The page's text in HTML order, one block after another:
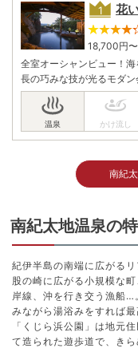
花
18,700円〜
全室オーシャンビュー！
長の巧みな技が光るモダ
南紀
南紀太地温泉の
紀伊半島の南端に広がる
股の崎に広がる小規模な
岸線、沖を行き交う漁船…
みながら湯浴みをすれば
「くじら浜公園」は地元
て造られた遊歩道で、き